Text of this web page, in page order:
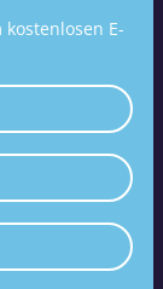
E-